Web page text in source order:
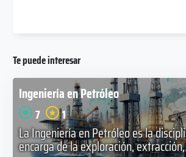
Te puede interesar
Ingeniería en Petróleo
7 1
La Ingeniería en Petróleo es la
encarga de la exploración,